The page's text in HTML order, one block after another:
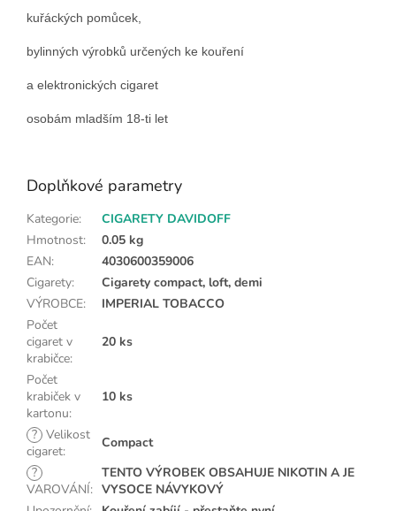
kuřáckých pomůcek,
bylinných výrobků určených ke kouření
a elektronických cigaret
osobám mladším 18-ti let
Doplňkové parametry
Kategorie:
CIGARETY DAVIDOFF
Hmotnost:
0.05 kg
EAN:
4030600359006
Cigarety:
Cigarety compact, loft, demi
VÝROBCE:
IMPERIAL TOBACCO
Počet
cigaret v
krabičce:
20 ks
Počet
krabiček v
kartonu:
10 ks
? Velikost
cigaret:
Compact
?
VAROVÁNÍ:
TENTO VÝROBEK OBSAHUJE NIKOTIN A JE
VYSOCE NÁVYKOVÝ